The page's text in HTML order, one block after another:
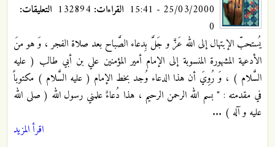
25/03/2000 - 15:41 القراءات:
التعليقات:
0
يُستحبّ الإبتهال إلى الله عَزَّ و جَلَّ بِدعاء الصَّباح بعد صلاة الفجر ، وَ هو منَ
الأدعية المشهورة المنسوبة إلى الإمام أمير المؤمنين علي بن أبي طالب ( عليه
السَّلام ) ، وَ رُوِيَ أن هذا الدعاء وُجد بخط الإمام ( عليه السَّلام ) مكتوباً
في مقدمته : " بسم الله الرحمن الرحيم ، هذا دُعاءٌ علمني رسول الله ( صلى الله
عليه و آله ) ...
اقرأ المزيد